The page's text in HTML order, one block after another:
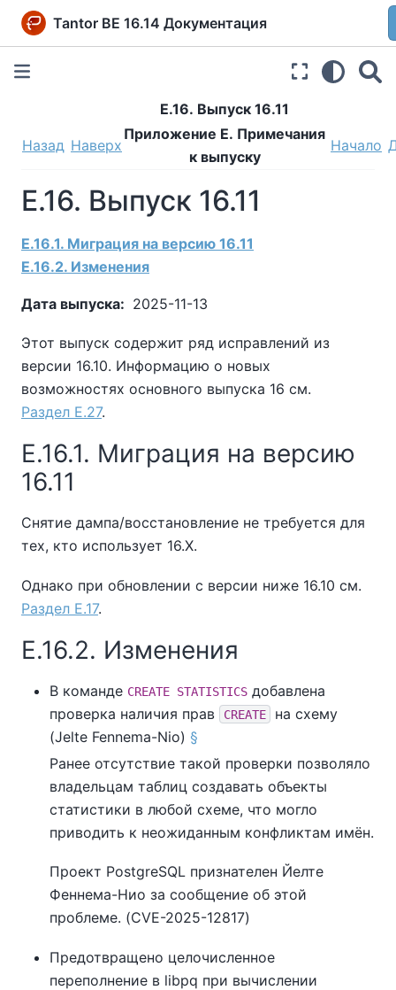
Tantor BE 16.14 Документация
E.16. Выпуск 16.11
Назад Наверх
Приложение E. Примечания
к выпуску
Начало
E.16. Выпуск 16.11
E.16.1. Миграция на версию 16.11
E.16.2. Изменения
Дата выпуска: 2025-11-13
Этот выпуск содержит ряд исправлений из
версии 16.10. Информацию о новых
возможностях основного выпуска 16 см.
Раздел E.27.
E.16.1. Миграция на версию
16.11
Снятие дампа/восстановление не требуется для
тех, кто использует 16.X.
Однако при обновлении с версии ниже 16.10 см.
Раздел E.17.
E.16.2. Изменения
В команде CREATE STATISTICS добавлена
проверка наличия прав
CREATE
на схему
(Jelte Fennema-Nio) §
Ранее отсутствие такой проверки позволяло
владельцам таблиц создавать объекты
статистики в любой схеме, что могло
приводить к неожиданным конфликтам имён.
Проект PostgreSQL признателен Йелте
Феннема-Нио за сообщение об этой
проблеме. (CVE-2025-12817)
Предотвращено целочисленное
переполнение в libpq при вычислении